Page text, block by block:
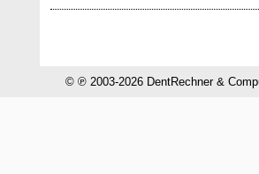
© ℗ 2003-2026 DentRechner &